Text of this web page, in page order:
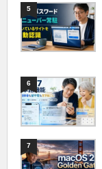
5
6
7